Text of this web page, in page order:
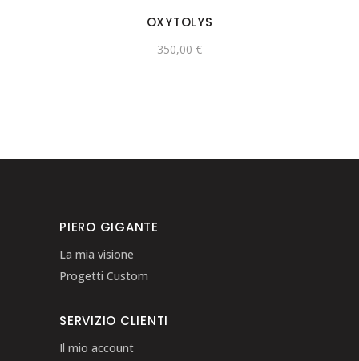
OXYTOLYS
350,00 €
PIERO GIGANTE
La mia visione
Progetti Custom
SERVIZIO CLIENTI
Il mio account